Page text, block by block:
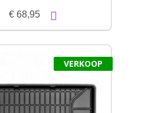
€ 68,95
VERKOOP